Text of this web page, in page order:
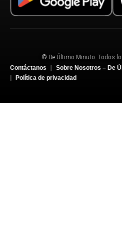
© De Último Minuto. Todos
Contáctanos
Sobre Nosotros – De
Política de privacidad